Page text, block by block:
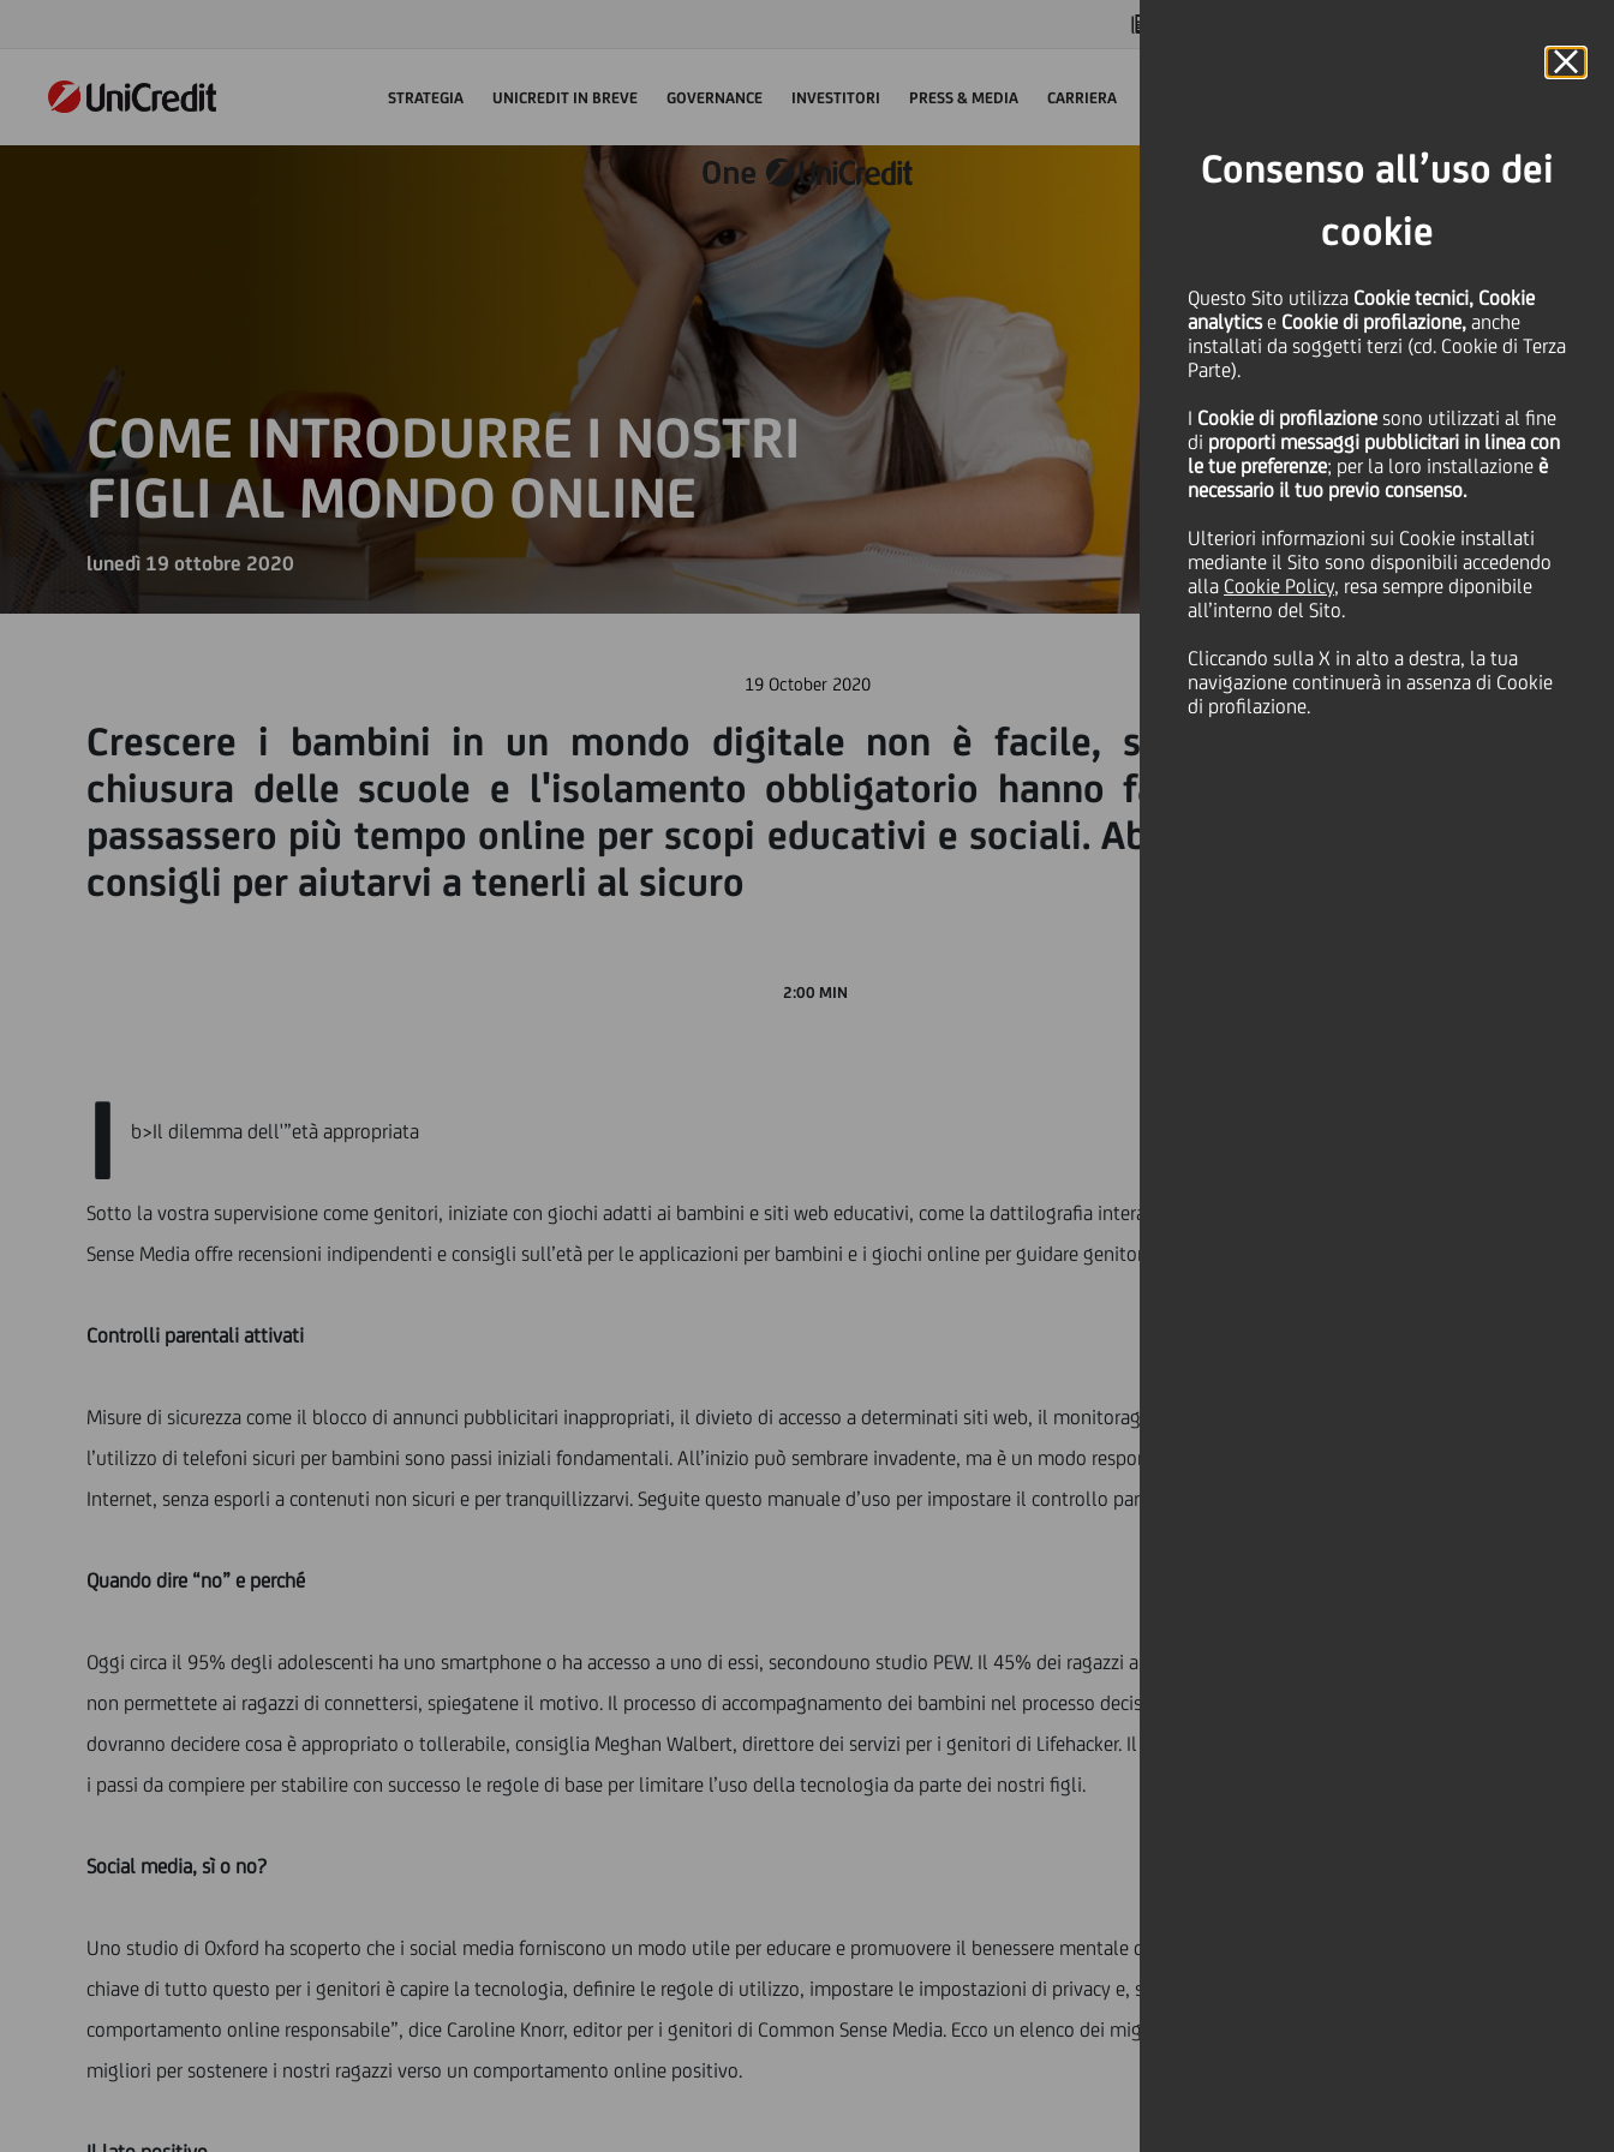
STRATEGIA UNICREDIT IN BREVE GOVERNANCE INVESTITORI PRESS & MEDIA CARRIERA
Consenso all’uso dei
cookie
Questo Sito utilizza Cookie tecnici, Cookie
analyticse Cookie di profilazione, anche
installati da soggetti terzi (cd. Cookie di Terza
Parte).
I Cookie di profilazione sono utilizzati al fine
di proporti messaggi pubblicitari in linea con
le tue preferenze; per la loro installazione è
necessario il tuo previo consenso.
Ulteriori informazioni sui Cookie installati
mediante il Sito sono disponibili accedendo
alla Cookie Policy, resa sempre diponibile
all’interno del Sito.
Cliccando sulla X in alto a destra, la tua
navigazione continuerà in assenza di Cookie
di profilazione.
COME INTRODURRE I NOSTRI
FIGLI AL MONDO ONLINE
lunedì 19 ottobre 2020
19 October 2020
Crescere i bambini in un mondo digitale non è facile, soprattutto quando la
chiusura delle scuole e l'isolamento obbligatorio hanno fatto sì che i bambini
passassero più tempo online per scopi educativi e sociali. Abbiamo raccolto alcuni
consigli per aiutarvi a tenerli al sicuro
2:00 MIN
I b>Il dilemma dell'”età appropriata
Sotto la vostra supervisione come genitori, iniziate con giochi adatti ai bambini e siti web educativi, come la dattilografia interattiva o le avventure matematiche. Common
Sense Media offre recensioni indipendenti e consigli sull’età per le applicazioni per bambini e i giochi online per guidare genitori ed educatori.
Controlli parentali attivati
Misure di sicurezza come il blocco di annunci pubblicitari inappropriati, il divieto di accesso a determinati siti web, il monitoraggio dei siti visitati e degli orari di accesso e
l’utilizzo di telefoni sicuri per bambini sono passi iniziali fondamentali. All’inizio può sembrare invadente, ma è un modo responsabile per introdurre i bambini al mondo di
Internet, senza esporli a contenuti non sicuri e per tranquillizzarvi. Seguite questo manuale d’uso per impostare il controllo parentale su tutti i vostri dispositivi.
Quando dire “no” e perché
Oggi circa il 95% degli adolescenti ha uno smartphone o ha accesso a uno di essi, secondouno studio PEW. Il 45% dei ragazzi ammette di essere costantemente online. Se
non permettete ai ragazzi di connettersi, spiegatene il motivo. Il processo di accompagnamento dei bambini nel processo decisionale li preparerà per il giorno in cui
dovranno decidere cosa è appropriato o tollerabile, consiglia Meghan Walbert, direttore dei servizi per i genitori di Lifehacker. Il seguente articolo del New York Times fornisce
i passi da compiere per stabilire con successo le regole di base per limitare l’uso della tecnologia da parte dei nostri figli.
Social media, sì o no?
Uno studio di Oxford ha scoperto che i social media forniscono un modo utile per educare e promuovere il benessere mentale degli adolescenti, nonostante i rischi. “La
chiave di tutto questo per i genitori è capire la tecnologia, definire le regole di utilizzo, impostare le impostazioni di privacy e, soprattutto, formare i propri figli a un
comportamento online responsabile”, dice Caroline Knorr, editor per i genitori di Common Sense Media. Ecco un elenco dei migliori social network per i bambini e dei modi
migliori per sostenere i nostri ragazzi verso un comportamento online positivo.